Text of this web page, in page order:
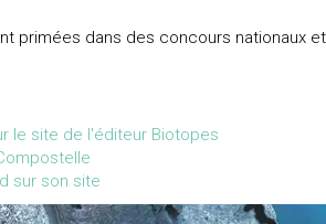
primées dans des concours nationaux
le site de l'éditeur Biotopes
sur son site